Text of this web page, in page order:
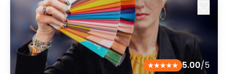
5.00/5